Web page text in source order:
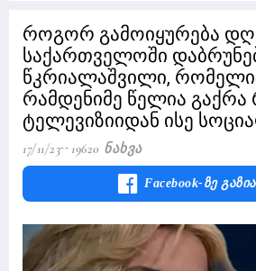
როგორ გამოიყურება
საქართველოში
წკრიალაშვილი,
რამდენიმე წელია
ტელევიზიიდან ისე
17/11/23 19620 Ნახვა
Facebook-Ზე